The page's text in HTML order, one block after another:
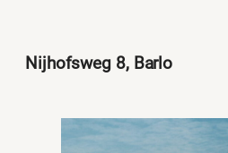
Nijhofsweg 8, Barlo